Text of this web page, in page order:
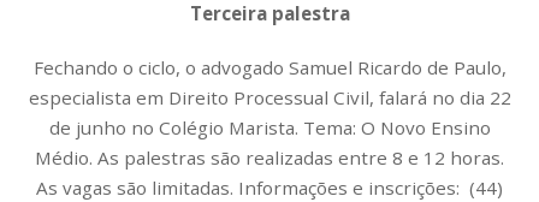
Terceira palestra
Fechando o ciclo, o advogado Samuel Ricardo de Paulo,
especialista em Direito Processual Civil, falará no dia 22
de junho no Colégio Marista. Tema: O Novo Ensino
Médio. As palestras são realizadas entre 8 e 12 horas.
As vagas são limitadas. Informações e inscrições: (44)